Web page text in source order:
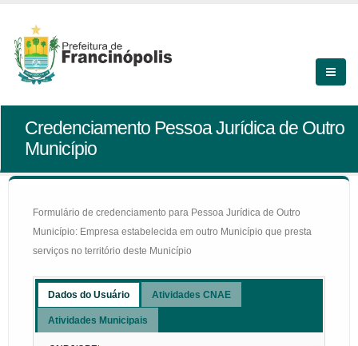
Credenciamento Pessoa Jurídica de Outro
Município
Formulário de credenciamento para Pessoa Jurídica de Outro
Município: Empresa estabelecida em outro Município que presta
serviços no território deste Município
Dados do Usuário Atividades CNAE
Atividades Municipais